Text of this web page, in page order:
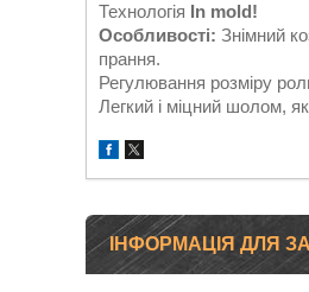
Технологія In mold!
Особливості: Знімний
прання.
Регулювання розміру
Легкий і міцний шолом,
ІНФОРМАЦІЯ ДЛЯ